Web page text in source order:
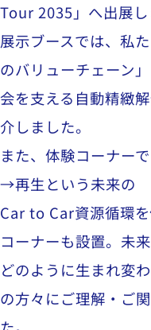
Tour 2035」へ出展し
展示ブースでは、私
のバリューチェーン
会を支える自動精緻
介しました。
また、体験コーナー
→再生という未来の
Car to Car資源循環
コーナーも設置。未
どのように生まれ変
の方々にご理解・ご